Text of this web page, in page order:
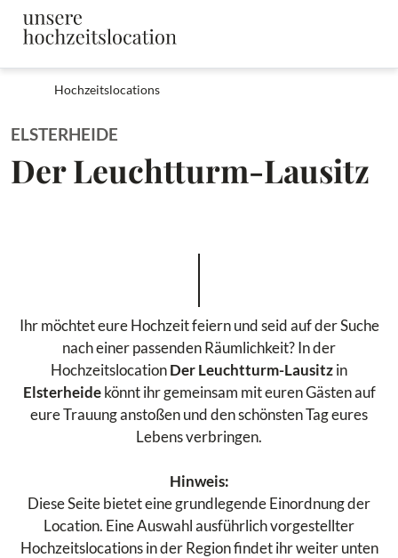
Hochzeitslocations
ELSTERHEIDE
Der Leuchtturm-Lausitz
Ihr möchtet eure Hochzeit feiern und seid auf der Suche
nach einer passenden Räumlichkeit? In der
HochzeitslocationDer Leuchtturm-Lausitzin
Elsterheidekönnt ihr gemeinsam mit euren Gästen auf
eure Trauung anstoßen und den schönsten Tag eures
Lebens verbringen.
Hinweis:
Diese Seite bietet eine grundlegende Einordnung der
Location. Eine Auswahl ausführlich vorgestellter
Hochzeitslocations in der Region findet ihr weiter unten